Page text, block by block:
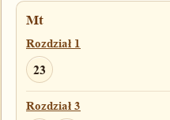
1
Rozdział 10
9
Rozdział 11
Mt
Rozdział 1
23
Rozdział 3